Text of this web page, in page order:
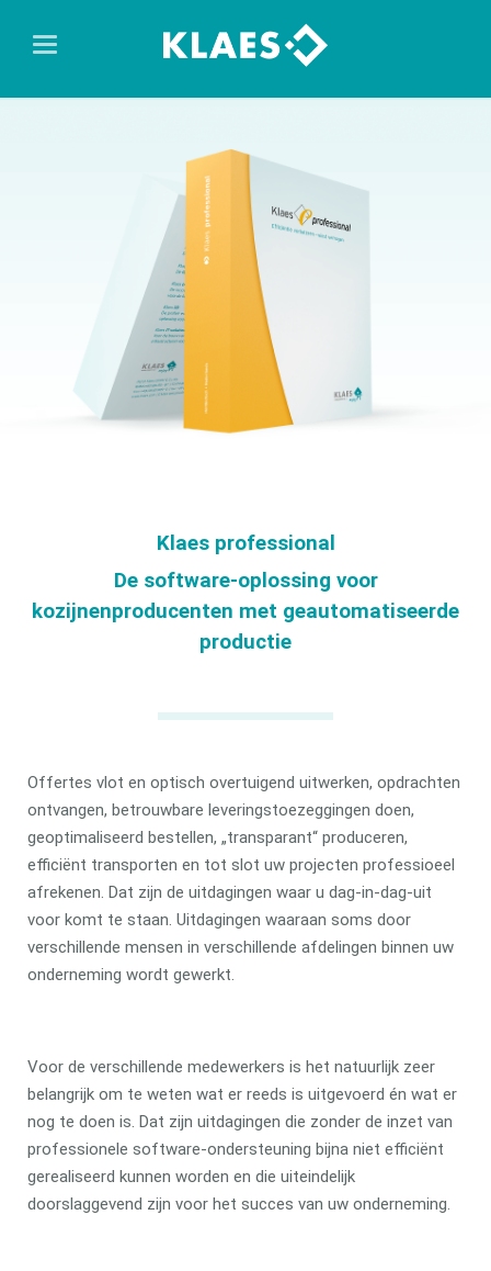
Klaes professional
De software-oplossing voor
kozijnenproducenten met geautomatiseerde
productie
Offertes vlot en optisch overtuigend uitwerken, opdrachten
ontvangen, betrouwbare leveringstoezeggingen doen,
geoptimaliseerd bestellen, „transparant“ produceren,
efficiënt transporten en tot slot uw projecten professioeel
afrekenen. Dat zijn de uitdagingen waar u dag-in-dag-uit
voor komt te staan. Uitdagingen waaraan soms door
verschillende mensen in verschillende afdelingen binnen uw
onderneming wordt gewerkt.
Voor de verschillende medewerkers is het natuurlijk zeer
belangrijk om te weten wat er reeds is uitgevoerd én wat er
nog te doen is. Dat zijn uitdagingen die zonder de inzet van
professionele software-ondersteuning bijna niet efficiënt
gerealiseerd kunnen worden en die uiteindelijk
doorslaggevend zijn voor het succes van uw onderneming.